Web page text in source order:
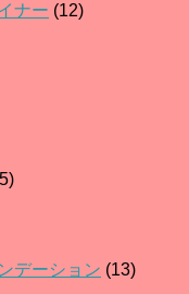
ナー (12)
デーション (13)